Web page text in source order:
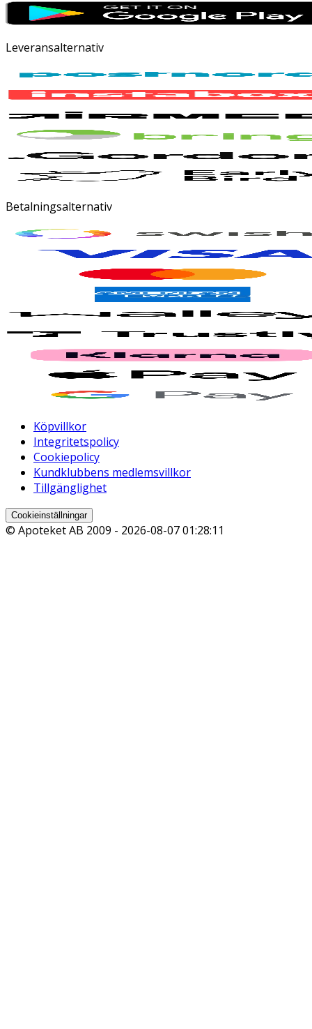
Leveransalternativ
Betalningsalternativ
Köpvillkor
Integritetspolicy
Cookiepolicy
Kundklubbens medlemsvillkor
Tillgänglighet
Cookieinställningar
© Apoteket AB 2009 - 2026-08-07 01:28:11